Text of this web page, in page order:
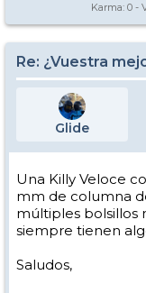
Karma: 0 -
Re: ¿Vuestra
Glide
Una Killy Veloce
mm de columna
múltiples bolsillos
siempre tienen
Saludos,